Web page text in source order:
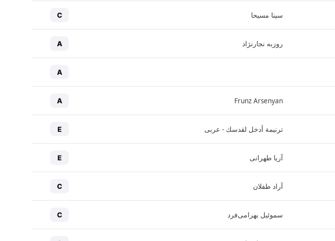
سینا مسیحا C
روزبه نجارنژاد A
A
Frunz Arsenyan
A
ترنيمة أدخل لقدسك - عربی E
آریا طهرانی E
آراد طفلان C
سموئیل بهرامی‌فرد C